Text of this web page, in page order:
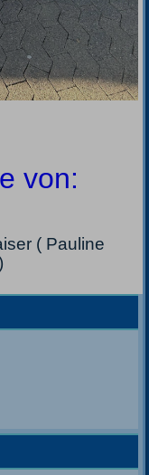
von:
( Pauline